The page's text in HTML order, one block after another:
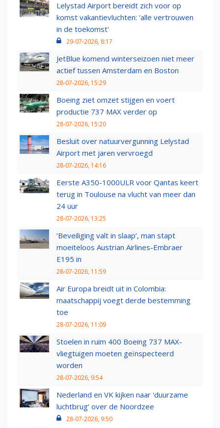
Lelystad Airport bereidt zich voor op
komst vakantievluchten: 'alle vertrouwen
in de toekomst'
29-07-2026, 8:17
JetBlue komend winterseizoen niet meer
actief tussen Amsterdam en Boston
28-07-2026, 15:29
Boeing ziet omzet stijgen en voert
productie 737 MAX verder op
28-07-2026, 15:20
Besluit over natuurvergunning Lelystad
Airport met jaren vervroegd
28-07-2026, 14:16
Eerste A350-1000ULR voor Qantas keert
terug in Toulouse na vlucht van meer dan
24 uur
28-07-2026, 13:25
‘Beveiliging valt in slaap’, man stapt
moeiteloos Austrian Airlines-Embraer
E195 in
28-07-2026, 11:59
Air Europa breidt uit in Colombia:
maatschappij voegt derde bestemming
toe
28-07-2026, 11:09
Stoelen in ruim 400 Boeing 737 MAX-
vliegtuigen moeten geïnspecteerd
worden
28-07-2026, 9:54
Nederland en VK kijken naar 'duurzame
luchtbrug' over de Noordzee
28-07-2026, 9:50